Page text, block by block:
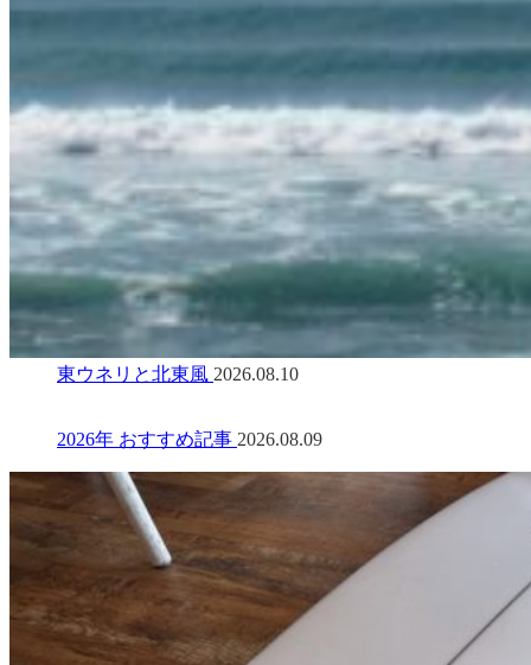
東ウネリと北東風 2026.08.10
2026年 おすすめ記事 2026.08.09